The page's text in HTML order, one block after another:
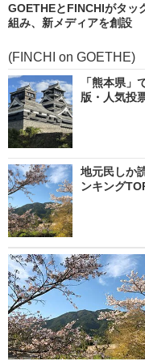
GOETHEとFINCHIがタッ
組み、新メディアを創設
(FINCHI on GOETHE)
「熊本県
版・人気投
地元民しか
ンキング